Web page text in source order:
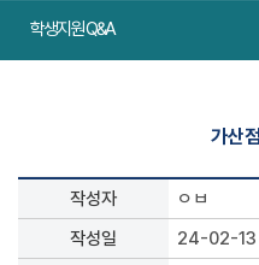
학생지원 Q&A
가산
작성자
ㅇㅂ
작성일
24-02-13